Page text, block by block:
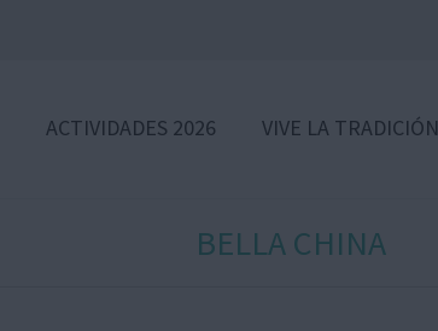
ACTIVIDADES 2026 VIVE LA TRADICIÓN
BELLA CHINA